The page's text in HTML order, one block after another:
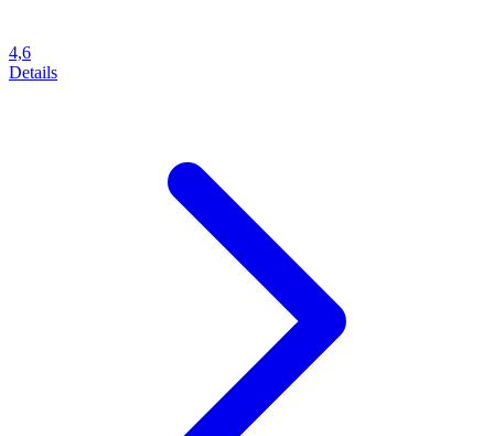
4,6
Details